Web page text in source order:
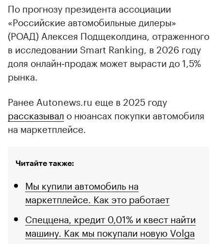
По прогнозу президента ассоциации
«Российские автомобильные дилеры»
(РОАД) Алексея Подщеколдина, отраженного
в исследовании Smart Ranking, в 2026 году
доля онлайн‑продаж может вырасти до 1,5%
рынка.
Ранее Autonews.ru еще в 2025 году
рассказывал о нюансах покупки автомобиля
на маркетплейсе.
Читайте также:
Мы купили автомобиль на
маркетплейсе. Как это работает
Спеццена, кредит 0,01% и квест найти
машину. Как мы покупали новую Volga